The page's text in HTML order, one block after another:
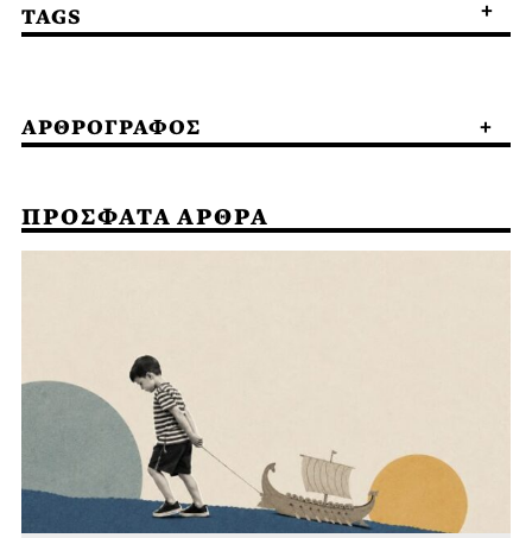
TAGS
ΑΡΘΡΟΓΡΑΦΟΣ
ΠΡΟΣΦΑΤΑ ΑΡΘΡΑ